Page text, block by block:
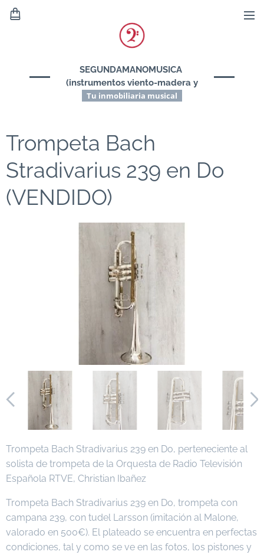
SEGUNDAMANOMUSICA
(instrumentos viento-madera y
viento-metal)
Tu inmobiliaria musical
Trompeta Bach
Stradivarius 239 en Do
(VENDIDO)
Trompeta Bach Stradivarius 239 en Do, perteneciente al
solista de trompeta de la Orquesta de Radio Televisión
Española RTVE, Christian Ibañez
Trompeta Bach Stradivarius 239 en Do, trompeta con
campana 239, con tudel Larsson (imitación al Malone,
valorado en 500€). El plateado se encuentra en perfectas
condiciones, tal y como se ve en las fotos, los pistones y